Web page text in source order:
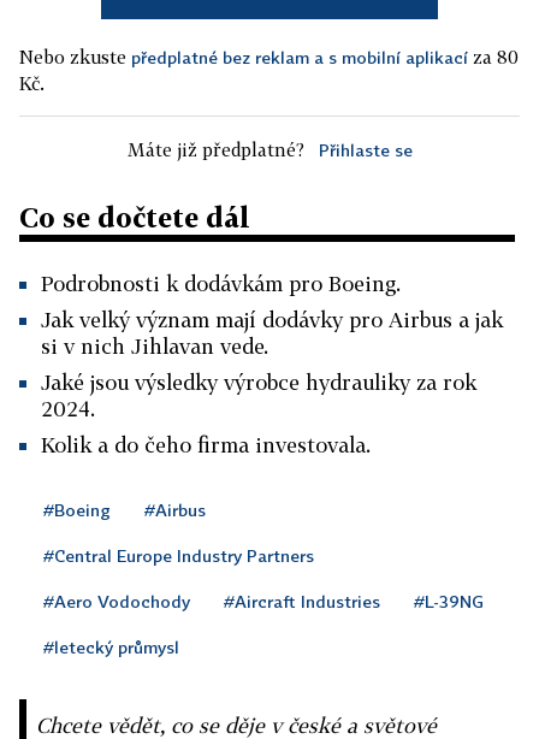
Nebo zkuste předplatné bez reklam a s mobilní aplikací za 80
Kč.
Máte již předplatné? Přihlaste se
Co se dočtete dál
Podrobnosti k dodávkám pro Boeing.
Jak velký význam mají dodávky pro Airbus a jak
si v nich Jihlavan vede.
Jaké jsou výsledky výrobce hydrauliky za rok
2024.
Kolik a do čeho firma investovala.
#Boeing #Airbus
#Central Europe Industry Partners
#Aero Vodochody #Aircraft Industries #L-39NG
#letecký průmysl
Chcete vědět, co se děje v české a světové